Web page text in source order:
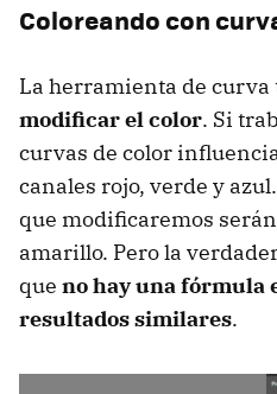
Coloreando con
La herramienta de curva
modificar el color. Si
curvas de color
canales rojo, verde y
que modificaremos
amarillo. Pero la
que no hay una fórmula
resultados similares.